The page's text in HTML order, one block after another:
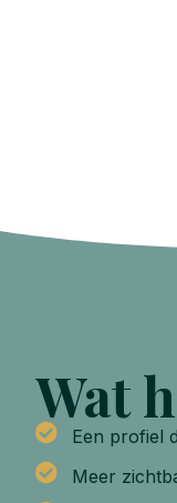
Wat
Een profiel
Meer